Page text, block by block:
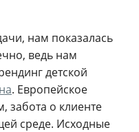
нам показалась
ведь нам
детской
. Европейское
забота о клиенте
среде. Исходные